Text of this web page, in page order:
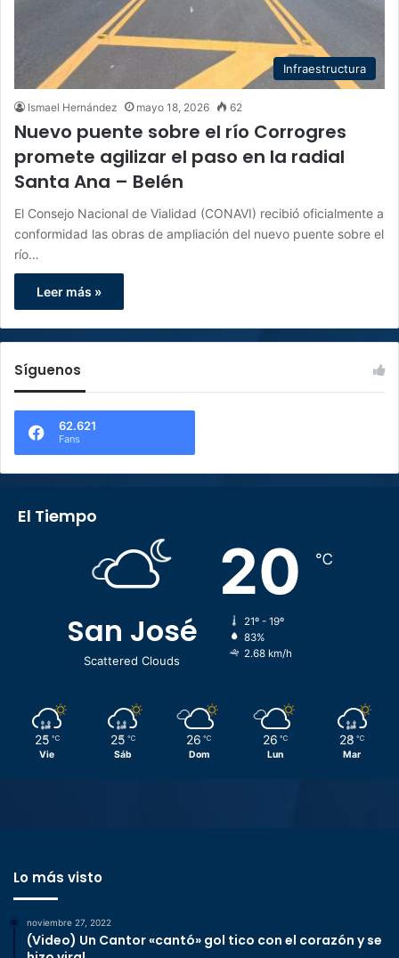
Infraestructura
Ismael Hernández mayo 18, 2026 62
Nuevo puente sobre el río Corrogres
promete agilizar el paso en la radial
Santa Ana – Belén
El Consejo Nacional de Vialidad (CONAVI) recibió oficialmente a
conformidad las obras de ampliación del nuevo puente sobre el
río…
Leer más »
Síguenos
62.621
Fans
El Tiempo
San José
Scattered Clouds
20 ℃
21º - 19º
83%
2.68 km/h
25 ℃
Vie
25 ℃
Sáb
26 ℃
Dom
26 ℃
Lun
28 ℃
Mar
Lo más visto
noviembre 27, 2022
(Video) Un Cantor «cantó» gol tico con el corazón y se